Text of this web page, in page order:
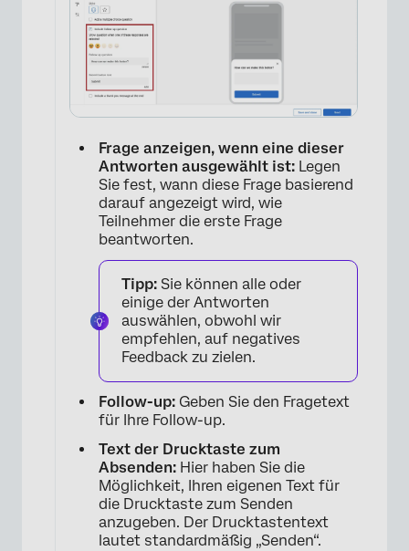
Frage anzeigen, wenn eine dieser
Antworten ausgewählt ist: Legen
Sie fest, wann diese Frage basierend
darauf angezeigt wird, wie
Teilnehmer die erste Frage
beantworten.
Tipp: Sie können alle oder
einige der Antworten
auswählen, obwohl wir
empfehlen, auf negatives
Feedback zu zielen.
Follow-up: Geben Sie den Fragetext
für Ihre Follow-up.
Text der Drucktaste zum
Absenden: Hier haben Sie die
Möglichkeit, Ihren eigenen Text für
die Drucktaste zum Senden
anzugeben. Der Drucktastentext
lautet standardmäßig „Senden“.